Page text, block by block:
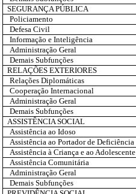
SEGURANÇA PÚBLICA
Policiamento
Defesa Civil
Informação e Inteligência
Administração Geral
Demais Subfunções
RELAÇÕES EXTERIORES
Relações Diplomáticas
Cooperação Internacional
Administração Geral
Demais Subfunções
ASSISTÊNCIA SOCIAL
Assistência ao Idoso
Assistência ao Portador de Deficiência
Assistência à Criança e ao Adolescente
Assistência Comunitária
Administração Geral
Demais Subfunções